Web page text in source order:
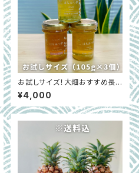
お試しサイズ！大畑おすすめ長
野県産はちみつ3種セット（105
g×3個）｜長野県長野市
¥4,000